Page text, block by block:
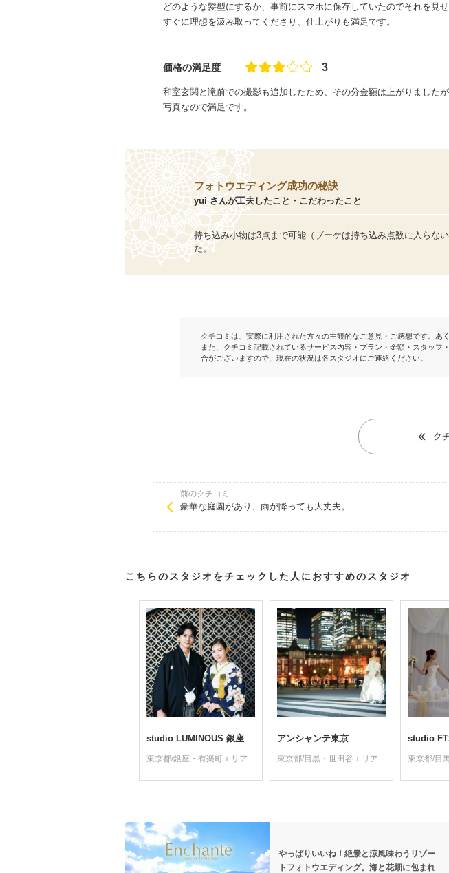
どのような髪型にするか、事前にスマホに保存していたのでそれを見
すぐに理想を汲み取ってくださり、仕上がりも満足です。
価格の満足度 3
和室玄関と滝前での撮影も追加したため、その分金額は上がりました
写真なので満足です。
フォトウエディング成功の秘訣
yui さんが工夫したこと・こだわったこと
持ち込み小物は3点まで可能（ブーケは持ち込み点数に入らな
た。
クチコミは、実際に利用された方々の主観的なご意見・ご感想です。あ
また、クチコミ記載されているサービス内容・プラン・金額・スタッ
合がございますので、現在の状況は各スタジオにご連絡ください。
ク
前のクチコミ
豪華な庭園があり、雨が降っても大丈夫。
こちらのスタジオをチェックした人におすすめのスタジオ
studio LUMINOUS 銀座
東京都/銀座・有楽町エリア
アンシャンテ東京
東京都/目黒・世田谷エリア
studio
東京都/目
やっぱりいいね！絶景と涼風味わうリゾー
トフォトウエディング。海と花畑に包まれ